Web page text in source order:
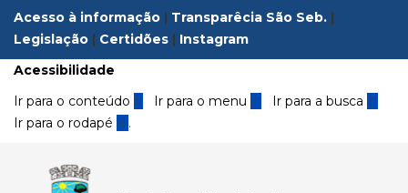
Acesso à informação | Transparêcia São Seb. |
Legislação | Certidões | Instagram
Acessibilidade
Ir para o conteúdo 1 Ir para o menu 2 Ir para a busca3
Ir para o rodapé 4 .